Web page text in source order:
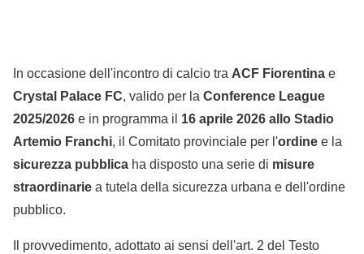
In occasione dell'incontro di calcio tra ACF Fiorentina e
Crystal Palace FC, valido per la Conference League
2025/2026 e in programma il 16 aprile 2026 allo Stadio
Artemio Franchi, il Comitato provinciale per l'ordine e la
sicurezza pubblica ha disposto una serie di misure
straordinarie a tutela della sicurezza urbana e dell'ordine
pubblico.
Il provvedimento, adottato ai sensi dell'art. 2 del Testo